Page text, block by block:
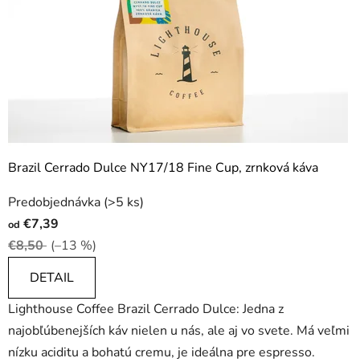
Brazil Cerrado Dulce NY17/18 Fine Cup, zrnková káva
hodnotenie
produktu
je
z
5
hviezdičiek.
Predobjednávka (>5 ks)
od €7,39
€8,50 (–13 %)
DETAIL
Lighthouse Coffee Brazil Cerrado Dulce: Jedna z
najobľúbenejších káv nielen u nás, ale aj vo svete. Má veľmi
nízku aciditu a bohatú cremu, je ideálna pre espresso.